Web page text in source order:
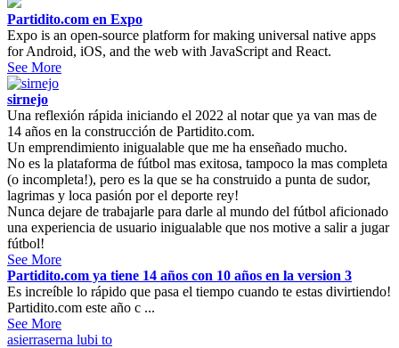
Partidito.com en Expo
Expo is an open-source platform for making universal native apps
for Android, iOS, and the web with JavaScript and React.
See More
sirnejo
Una reflexión rápida iniciando el 2022 al notar que ya van mas de
14 años en la construcción de Partidito.com.
Un emprendimiento inigualable que me ha enseñado mucho.
No es la plataforma de fútbol mas exitosa, tampoco la mas completa
(o incompleta!), pero es la que se ha construido a punta de sudor,
lagrimas y loca pasión por el deporte rey!
Nunca dejare de trabajarle para darle al mundo del fútbol aficionado
una experiencia de usuario inigualable que nos motive a salir a jugar
fútbol!
See More
Partidito.com ya tiene 14 años con 10 años en la version 3
Es increíble lo rápido que pasa el tiempo cuando te estas divirtiendo!
Partidito.com este año c ...
See More
asierraserna lubi to